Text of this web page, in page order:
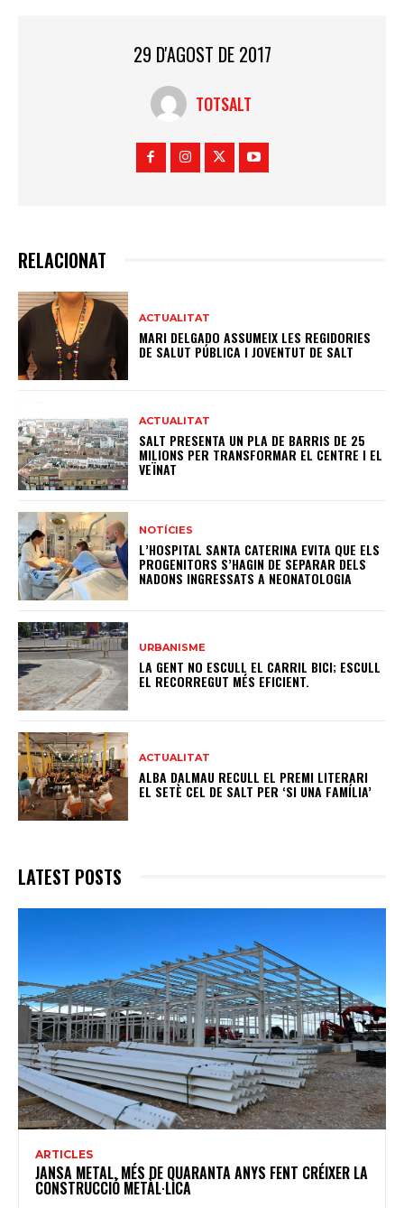
29 D'AGOST DE 2017
TOTSALT
RELACIONAT
ACTUALITAT
MARI DELGADO ASSUMEIX LES REGIDORIES
DE SALUT PÚBLICA I JOVENTUT DE SALT
ACTUALITAT
SALT PRESENTA UN PLA DE BARRIS DE 25
MILIONS PER TRANSFORMAR EL CENTRE I EL
VEÏNAT
NOTÍCIES
L’HOSPITAL SANTA CATERINA EVITA QUE ELS
PROGENITORS S’HAGIN DE SEPARAR DELS
NADONS INGRESSATS A NEONATOLOGIA
URBANISME
LA GENT NO ESCULL EL CARRIL BICI; ESCULL
EL RECORREGUT MÉS EFICIENT.
ACTUALITAT
ALBA DALMAU RECULL EL PREMI LITERARI
EL SETÈ CEL DE SALT PER ‘SI UNA FAMÍLIA’
LATEST POSTS
ARTICLES
JANSA METAL, MÉS DE QUARANTA ANYS FENT CRÉIXER LA
CONSTRUCCIÓ METÀL·LICA